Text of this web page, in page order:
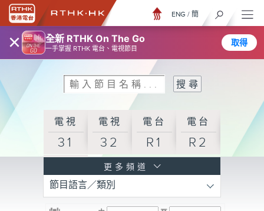
× 全新 RTHK On The Go
一手掌握 RTHK 電台、電視節目
取得
ENG / 簡
電視
31
電視
32
電台
R1
電台
R2
R3
更多頻道
節目語言／類別